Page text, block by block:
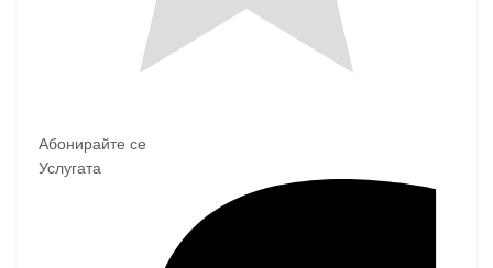
Абонирайте се
Услугата